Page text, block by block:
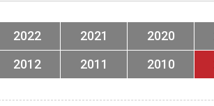
2022 2021 2020
2012 2011 2010